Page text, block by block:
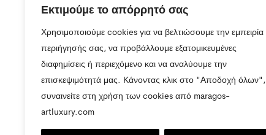
Εκτιμούμε το απόρρητό σας
Χρησιμοποιούμε cookies για να βελτιώσουμε την εμπειρία
περιήγησής σας, να προβάλλουμε εξατομικευμένες
διαφημίσεις ή περιεχόμενο και να αναλύουμε την
επισκεψιμότητά μας. Κάνοντας κλικ στο "Αποδοχή όλων",
συναινείτε στη χρήση των cookies από maragos-
artluxury.com
info@maragos-artluxury.com
+30 2333401170
+30 6930898907